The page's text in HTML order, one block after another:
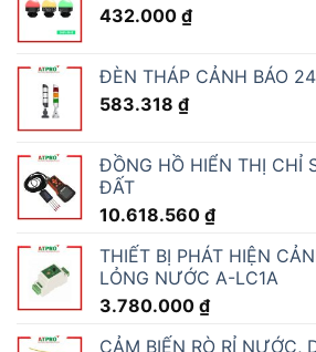
432.000 ₫
ĐÈN THÁP CẢNH BÁO
583.318 ₫
ĐỒNG HỒ HIỂN THỊ CHỈ
ĐẤT
10.618.560 ₫
THIẾT BỊ PHÁT HIỆN
LỎNG NƯỚC A-LC1A
3.780.000 ₫
CẢM BIẾN RÒ RỈ NƯỚC,